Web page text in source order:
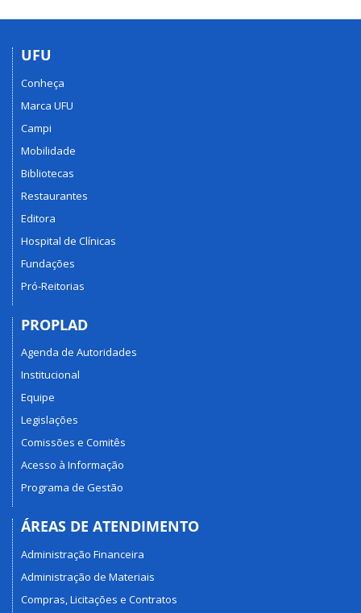
UFU
Conheça
Marca UFU
Campi
Mobilidade
Bibliotecas
Restaurantes
Editora
Hospital de Clínicas
Fundações
Pró-Reitorias
PROPLAD
Agenda de Autoridades
Institucional
Equipe
Legislações
Comissões e Comitês
Acesso à Informação
Programa de Gestão
ÁREAS DE ATENDIMENTO
Administração Financeira
Administração de Materiais
Compras, Licitações e Contratos